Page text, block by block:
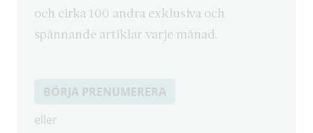
och cirka 100 andra exklusiva och
spännande artiklar varje månad.
BÖRJA PRENUMERERA
eller